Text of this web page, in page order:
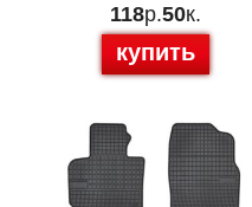
118р.50к.
купить